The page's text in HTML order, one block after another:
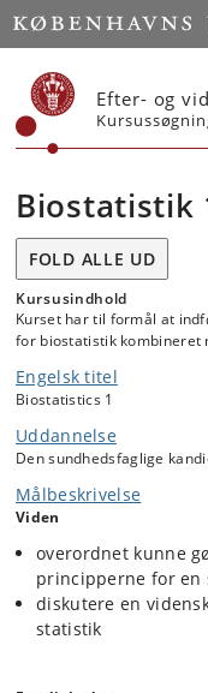
Start
Efter- og
Biostatistik
FOLD ALLE UD
Kursusindhold
Kurset har til formål at
for biostatistik kombineret
Engelsk titel
Biostatistics 1
Uddannelse
Den sundhedsfaglige
Målbeskrivelse
Viden
overordnet kunne
principperne for en
diskutere en
statistik